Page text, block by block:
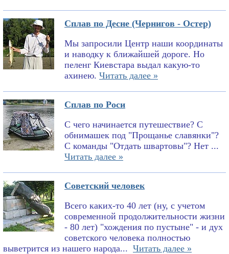
Сплав по Десне (Чернигов - Остер)
Мы запросили Центр наши координаты
и наводку к ближайшей дороге. Но
пеленг Киевстара выдал какую-то
ахинею. Читать далее »
Сплав по Роси
С чего начинается путешествие? С
обнимашек под "Прощанье славянки"?
С команды "Отдать швартовы"? Нет ...
Читать далее »
Советский человек
Всего каких-то 40 лет (ну, с учетом
современной продолжительности жизни
- 80 лет) "хождения по пустыне" - и дух
советского человека полностью
выветрится из нашего народа... Читать далее »